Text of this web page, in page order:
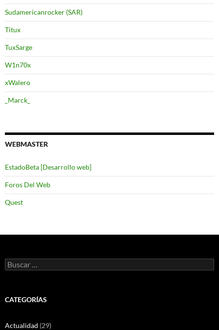
Sudamericanrocker (SAR)
Titux
TuxSarge
W1n70x
xWalero
_Marck_
WEBMASTER
EstadoBeta [Desarrollo web]
Foros Del Web
Quest
Buscar:
CATEGORÍAS
Actualidad (29)